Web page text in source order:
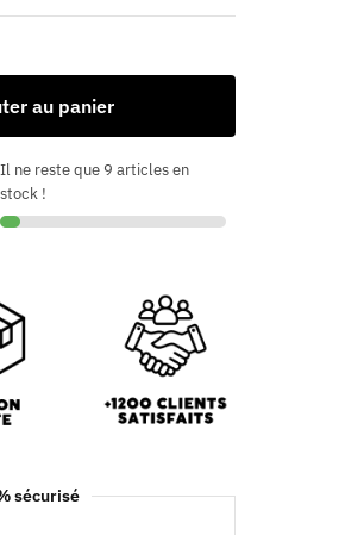
au panier
Il ne reste que 9 articles en
stock !
sécurisé